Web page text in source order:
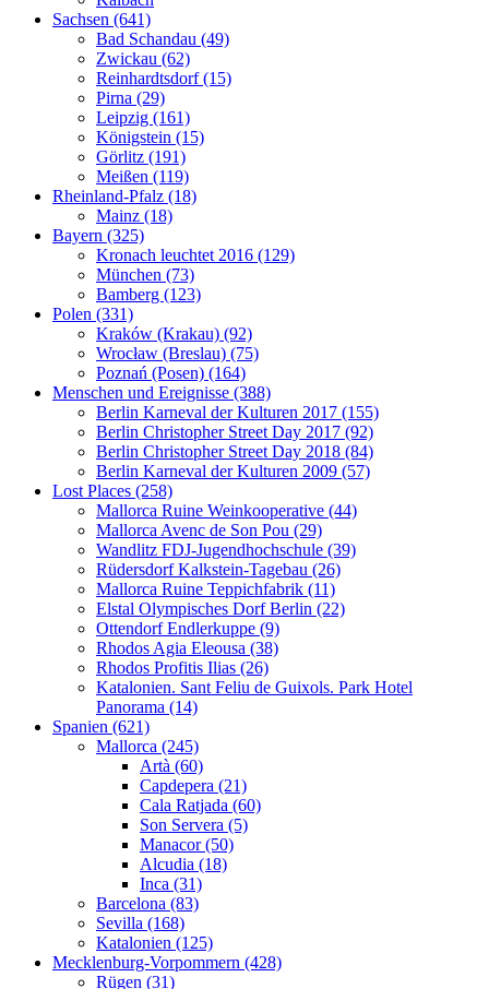
Sachsen (641)
Bad Schandau (49)
Zwickau (62)
Reinhardtsdorf (15)
Pirna (29)
Leipzig (161)
Königstein (15)
Görlitz (191)
Meißen (119)
Rheinland-Pfalz (18)
Mainz (18)
Bayern (325)
Kronach leuchtet 2016 (129)
München (73)
Bamberg (123)
Polen (331)
Kraków (Krakau) (92)
Wrocław (Breslau) (75)
Poznań (Posen) (164)
Menschen und Ereignisse (388)
Berlin Karneval der Kulturen 2017 (155)
Berlin Christopher Street Day 2017 (92)
Berlin Christopher Street Day 2018 (84)
Berlin Karneval der Kulturen 2009 (57)
Lost Places (258)
Mallorca Ruine Weinkooperative (44)
Mallorca Avenc de Son Pou (29)
Wandlitz FDJ-Jugendhochschule (39)
Rüdersdorf Kalkstein-Tagebau (26)
Mallorca Ruine Teppichfabrik (11)
Elstal Olympisches Dorf Berlin (22)
Ottendorf Endlerkuppe (9)
Rhodos Agia Eleousa (38)
Rhodos Profitis Ilias (26)
Katalonien. Sant Feliu de Guixols. Park Hotel
Panorama (14)
Spanien (621)
Mallorca (245)
Artà (60)
Capdepera (21)
Cala Ratjada (60)
Son Servera (5)
Manacor (50)
Alcudia (18)
Inca (31)
Barcelona (83)
Sevilla (168)
Katalonien (125)
Mecklenburg-Vorpommern (428)
Rügen (31)